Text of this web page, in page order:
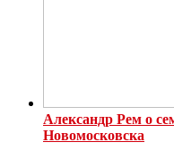
Александр Рем о
Новомосковска